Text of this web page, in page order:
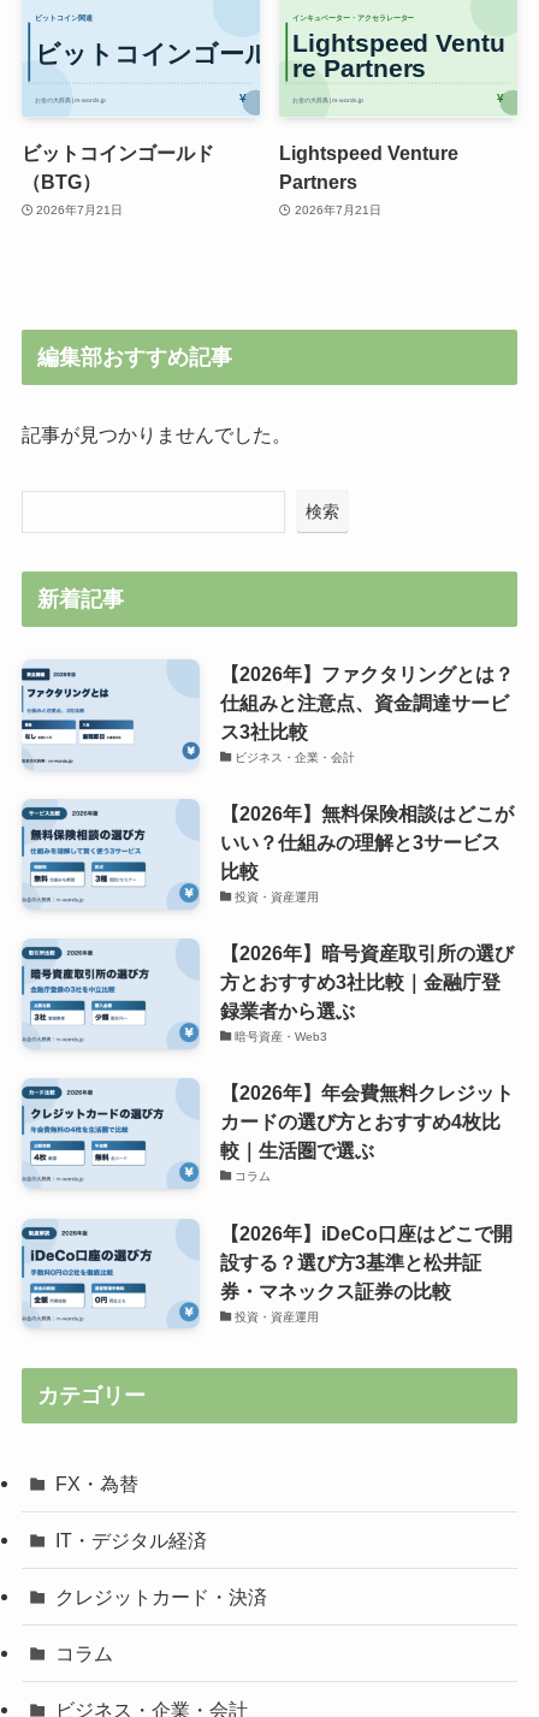
ビットコインゴールド
（BTG）
2026年7月21日
Lightspeed Venture
Partners
2026年7月21日
編集部おすすめ記事
記事が見つかりませんでした。
検索
新着記事
【2026年】ファクタリングとは？
仕組みと注意点、資金調達サービ
ス3社比較
ビジネス・企業・会計
【2026年】無料保険相談はどこが
いい？仕組みの理解と3サービス
比較
投資・資産運用
【2026年】暗号資産取引所の選び
方とおすすめ3社比較｜金融庁登
録業者から選ぶ
暗号資産・Web3
【2026年】年会費無料クレジット
カードの選び方とおすすめ4枚比
較｜生活圏で選ぶ
コラム
【2026年】iDeCo口座はどこで開
設する？選び方3基準と松井証
券・マネックス証券の比較
投資・資産運用
カテゴリー
FX・為替
IT・デジタル経済
クレジットカード・決済
コラム
ビジネス・企業・会計